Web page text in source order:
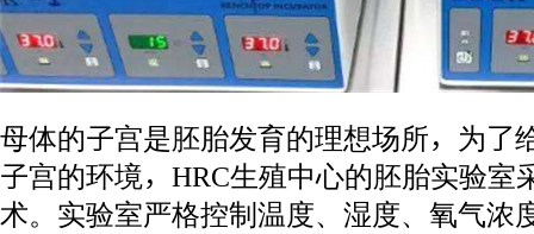
母体的子宫是胚胎发育的理想场所，为了
子宫的环境，HRC生殖中心的胚胎实验室
术。实验室严格控制温度、湿度、氧气浓